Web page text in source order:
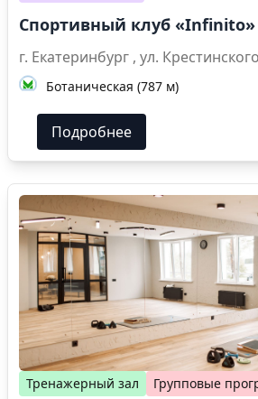
Спортивный клуб «Infinito»
г. Екатеринбург , ул.
Ботаническая (787 м)
Подробнее
Тренажерный зал Групповые